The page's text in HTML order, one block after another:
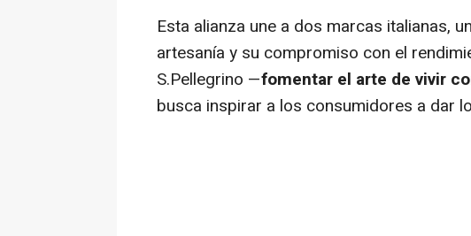
Esta alianza une a dos marcas italianas,
artesanía y su compromiso con el
S.Pellegrino —fomentar el arte de vivir
busca inspirar a los consumidores a dar